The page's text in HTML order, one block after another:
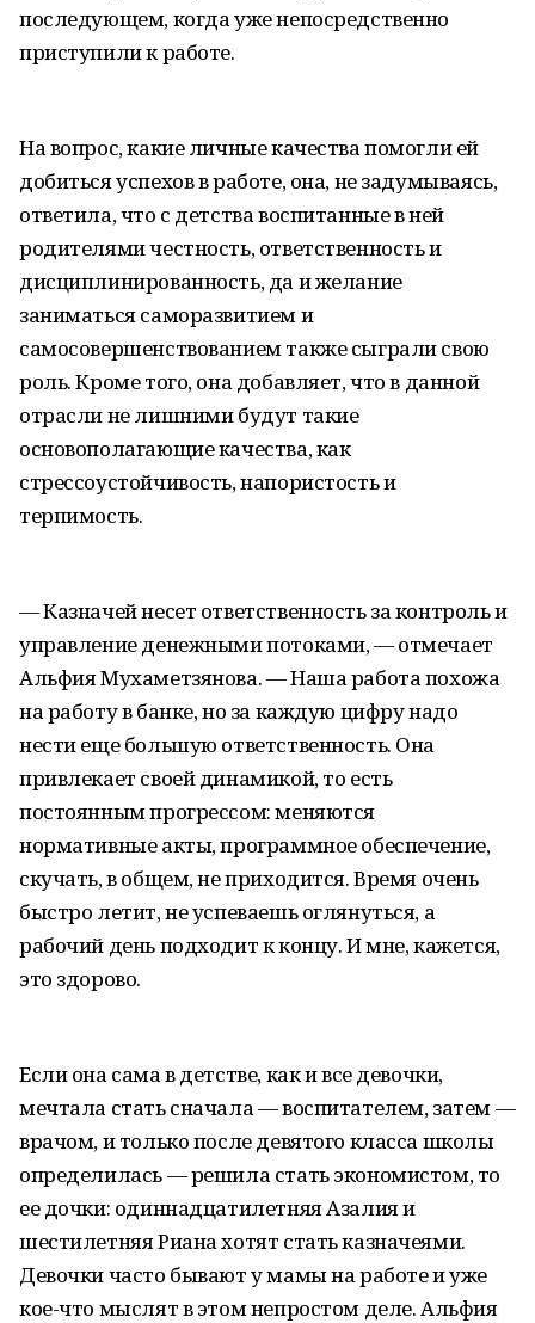
последующем, когда уже непосредственно
приступили к работе.
На вопрос, какие личные качества помогли ей
добиться успехов в работе, она, не задумываясь,
ответила, что с детства воспитанные в ней
родителями честность, ответственность и
дисциплинированность, да и желание
заниматься саморазвитием и
самосовершенствованием также сыграли свою
роль. Кроме того, она добавляет, что в данной
отрасли не лишними будут такие
основополагающие качества, как
стрессоустойчивость, напористость и
терпимость.
— Казначей несет ответственность за контроль и
управление денежными потоками, — отмечает
Альфия Мухаметзянова. — Наша работа похожа
на работу в банке, но за каждую цифру надо
нести еще большую ответственность. Она
привлекает своей динамикой, то есть
постоянным прогрессом: меняются
нормативные акты, программное обеспечение,
скучать, в общем, не приходится. Время очень
быстро летит, не успеваешь оглянуться, а
рабочий день подходит к концу. И мне, кажется,
это здорово.
Если она сама в детстве, как и все девочки,
мечтала стать сначала — воспитателем, затем —
врачом, и только после девятого класса школы
определилась — решила стать экономистом, то
ее дочки: одиннадцатилетняя Азалия и
шестилетняя Риана хотят стать казначеями.
Девочки часто бывают у мамы на работе и уже
кое-что мыслят в этом непростом деле. Альфия